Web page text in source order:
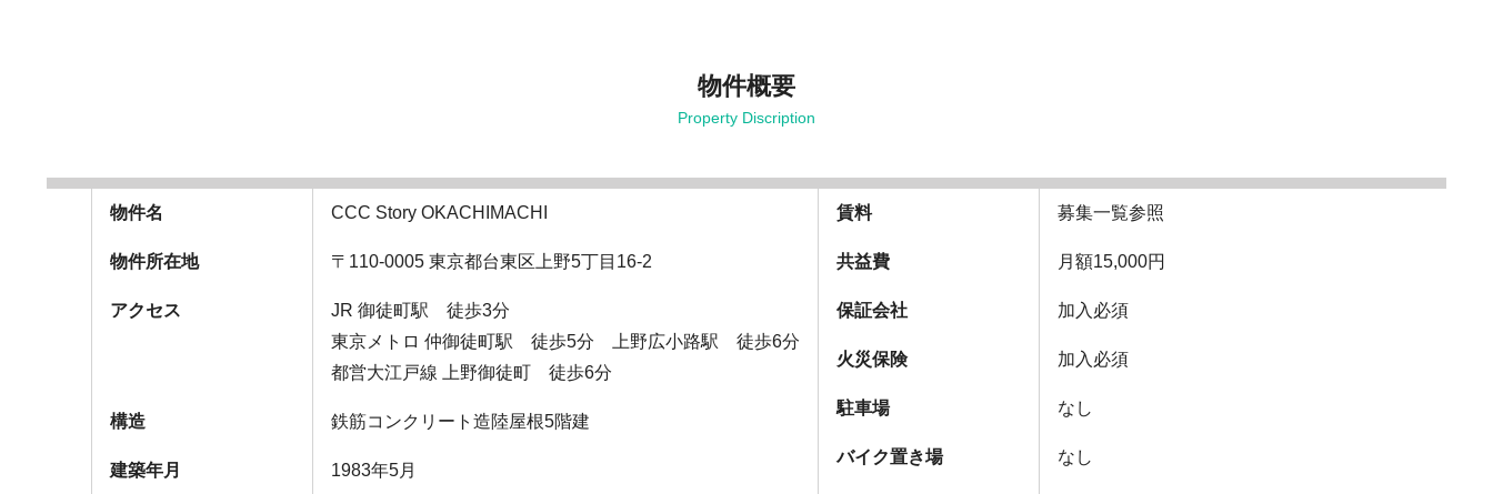
物件概要
Property Discription
物件名 CCC Story OKACHIMACHI
物件所在地 〒110-0005 東京都台東区上野5丁目16-2
アクセス
JR 御徒町駅 徒歩3分
東京メトロ 仲御徒町駅 徒歩5分 上野広小路駅 徒歩6分
都営大江戸線 上野御徒町 徒歩6分
構造 鉄筋コンクリート造陸屋根5階建
建築年月 1983年5月
賃料 募集一覧参照
共益費 月額15,000円
保証会社 加入必須
火災保険 加入必須
駐車場 なし
バイク置き場 なし